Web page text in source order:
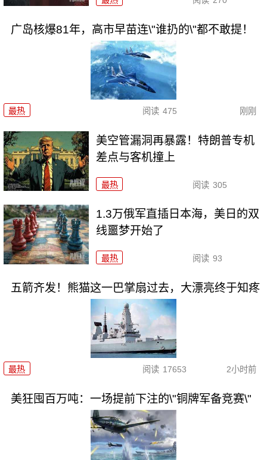
广岛核爆81年，高市早苗连\"谁扔的\"都不敢提！
最热 阅读 475 刚刚
美空管漏洞再暴露！特朗普专机
差点与客机撞上
最热 阅读 305
1.3万俄军直插日本海，美日的双
线噩梦开始了
最热 阅读 93
五箭齐发！熊猫这一巴掌扇过去，大漂亮终于知疼
最热 阅读 17653 2小时前
美狂囤百万吨：一场提前下注的\"铜牌军备竞赛\"